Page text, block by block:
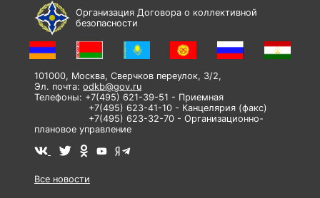
Организация Договора о коллективной
безопасности
101000, Москва, Сверчков переулок, 3/2,
Эл. почта: odkb@gov.ru
Телефоны: +7(495) 621-39-51 - Приемная
+7(495) 623-41-10 - Канцелярия (факс)
+7(495) 623-32-70 - Организационно-
плановое управление
Все новости